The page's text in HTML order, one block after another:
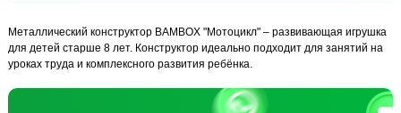
Металлический конструктор BAMBOX "Мотоцикл" – развивающая игрушка
для детей старше 8 лет. Конструктор идеально подходит для занятий на
уроках труда и комплексного развития ребёнка.